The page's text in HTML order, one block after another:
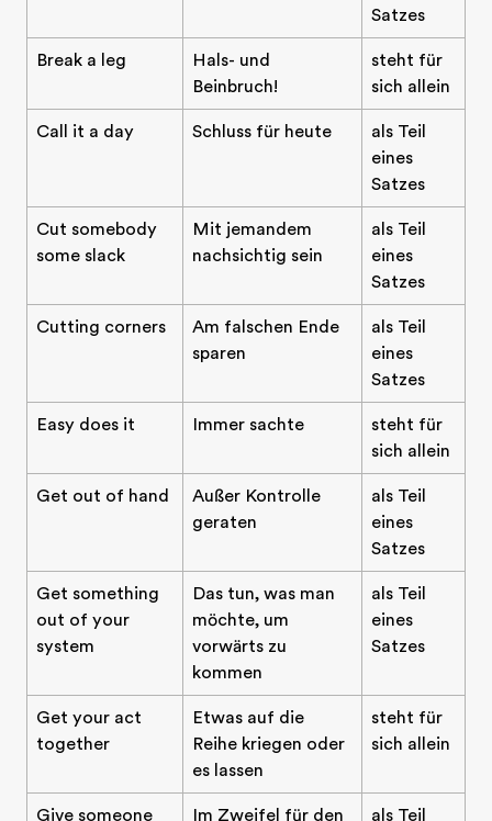
Satzes
Break a leg
Hals- und
Beinbruch!
steht für
sich allein
Call it a day Schluss für heute
als Teil
eines
Satzes
Cut somebody
some slack
Mit jemandem
nachsichtig sein
als Teil
eines
Satzes
Cutting corners
Am falschen Ende
sparen
als Teil
eines
Satzes
Easy does it Immer sachte
steht für
sich allein
Get out of hand
Außer Kontrolle
geraten
als Teil
eines
Satzes
Get something
out of your
system
Das tun, was man
möchte, um
vorwärts zu
kommen
als Teil
eines
Satzes
Get your act
together
Etwas auf die
Reihe kriegen oder
es lassen
steht für
sich allein
Give someone
Im Zweifel für den
als Teil